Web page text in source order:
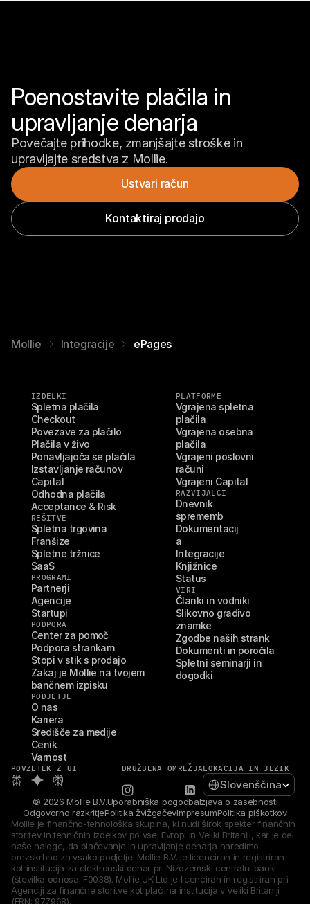
Poenostavite plačila in
upravljanje denarja
Povečajte prihodke, zmanjšajte stroške in
upravljajte sredstva z Mollie.
Ustvari račun
Kontaktiraj prodajo
Mollie Integracije ePages
IZDELKI
Spletna plačila
Checkout
Povezave za plačilo
Plačila v živo
Ponavljajoča se plačila
Izstavljanje računov
Capital
Odhodna plačila
Acceptance & Risk
REŠITVE
Spletna trgovina
Franšize
Spletne tržnice
SaaS
PROGRAMI
Partnerji
Agencije
Startupi
PODPORA
Center za pomoč
Podpora strankam
Stopi v stik s prodajo
Zakaj je Mollie na tvojem
bančnem izpisku
PODJETJE
O nas
Kariera
Središče za medije
Cenik
Varnost
PLATFORME
Vgrajena spletna
plačila
Vgrajena osebna
plačila
Vgrajeni poslovni
računi
Vgrajeni Capital
RAZVIJALCI
Dnevnik
sprememb
Dokumentacij
a
Integracije
Knjižnice
Status
VIRI
Članki in vodniki
Slikovno gradivo
znamke
Zgodbe naših strank
Dokumenti in poročila
Spletni seminarji in
dogodki
POVZETEK Z UI DRUŽBENA OMREŽJALOKACIJA IN JEZIK
Select Language
Slovenščina
© 2026 Mollie B.V.Uporabniška pogodbaIzjava o zasebnosti
Odgovorno razkritjePolitika žvižgačevImpresumPolitika piškotkov
Mollie je finančno-tehnološka skupina, ki nudi širok spekter finančnih
storitev in tehničnih izdelkov po vsej Evropi in Veliki Britaniji, kar je del
naše naloge, da plačevanje in upravljanje denarja naredimo
brezskrbno za vsako podjetje. Mollie B.V. je licenciran in registriran
kot institucija za elektronski denar pri Nizozemski centralni banki
(številka odnosa: F0038). Mollie UK Ltd je licenciran in registriran pri
Agenciji za finančne storitve kot plačilna institucija v Veliki Britaniji
(FRN: 977968).